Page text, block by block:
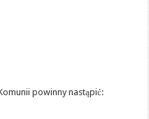
powinny nastąpić: